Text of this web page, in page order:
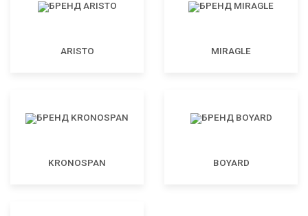
ARISTO MIRAGLE
KRONOSPAN BOYARD